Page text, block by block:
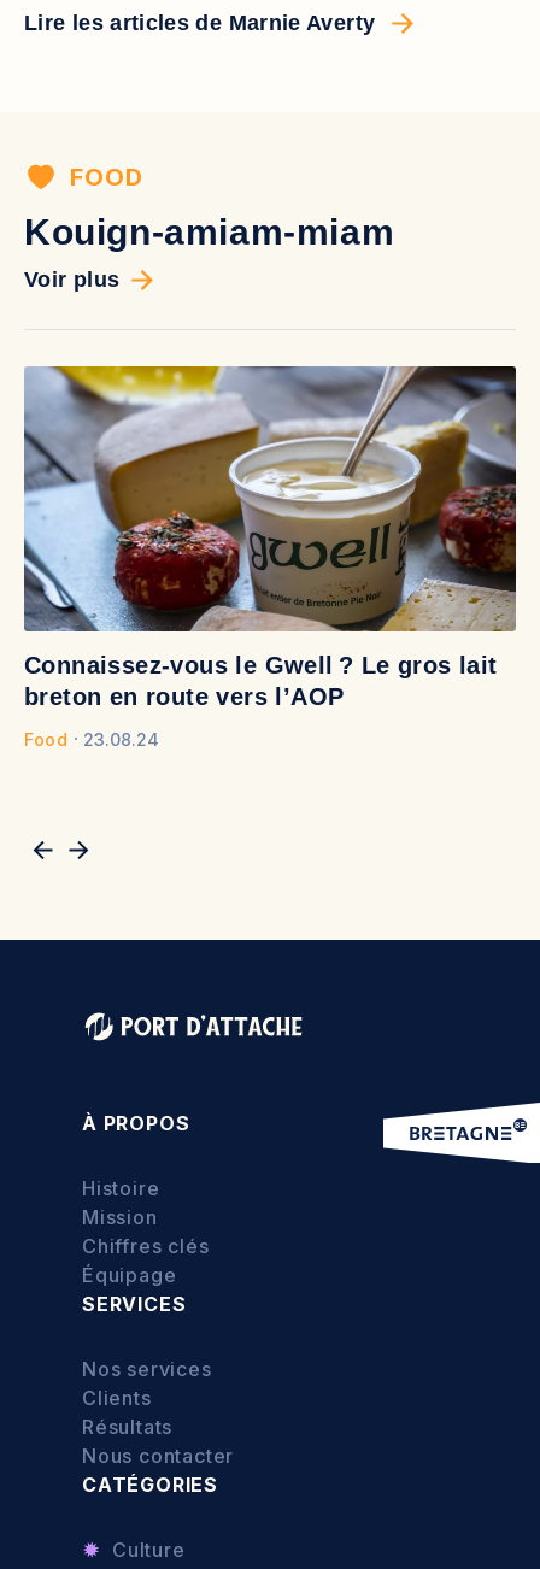
Lire les articles de Marnie Averty
Kouign-amiam-miam
FOOD
Voir plus
Connaissez-vous le Gwell ? Le gros lait
breton en route vers l’AOP
Food 23.08.24
À PROPOS
Histoire
Mission
Chiffres clés
Équipage
SERVICES
Nos services
Clients
Résultats
Nous contacter
CATÉGORIES
Culture